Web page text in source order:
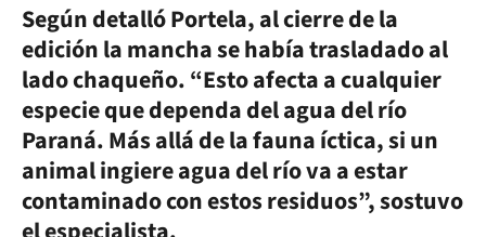
Según detalló Portela, al cierre de la
edición la mancha se había trasladado al
lado chaqueño. “Esto afecta a cualquier
especie que dependa del agua del río
Paraná. Más allá de la fauna íctica, si un
animal ingiere agua del río va a estar
contaminado con estos residuos”, sostuvo